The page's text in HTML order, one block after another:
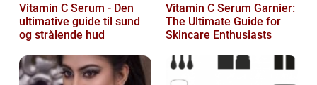
Vitamin C Serum - Den
ultimative guide til sund
og strålende hud
Vitamin C Serum Garnier:
The Ultimate Guide for
Skincare Enthusiasts